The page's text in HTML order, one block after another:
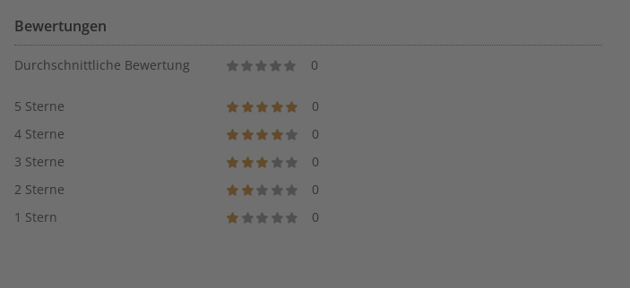
Bewertungen
Durchschnittliche Bewertung 0
5 Sterne
0
4 Sterne
0
3 Sterne
0
2 Sterne
0
1 Stern
0